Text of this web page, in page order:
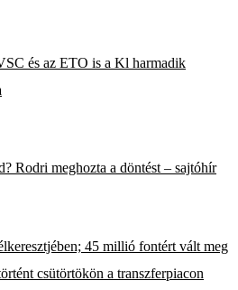
és az ETO is a Kl harmadik
Rodri meghozta a döntést – sajtóhír
45 millió fontért vált meg
csütörtökön a transzferpiacon